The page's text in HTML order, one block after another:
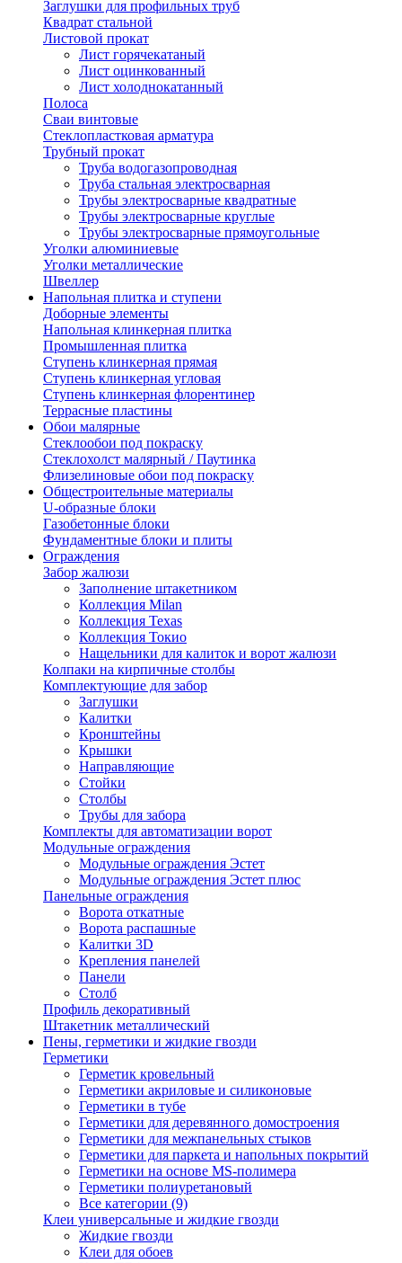
Заглушки для профильных труб
Квадрат стальной
Листовой прокат
Лист горячекатаный
Лист оцинкованный
Лист холоднокатанный
Полоса
Сваи винтовые
Стеклопластковая арматура
Трубный прокат
Труба водогазопроводная
Труба стальная электросварная
Трубы электросварные квадратные
Трубы электросварные круглые
Трубы электросварные прямоугольные
Уголки алюминиевые
Уголки металлические
Швеллер
Напольная плитка и ступени
Доборные элементы
Напольная клинкерная плитка
Промышленная плитка
Ступень клинкерная прямая
Ступень клинкерная угловая
Ступень клинкерная флорентинер
Террасные пластины
Обои малярные
Стеклообои под покраску
Стеклохолст малярный / Паутинка
Флизелиновые обои под покраску
Общестроительные материалы
U-образные блоки
Газобетонные блоки
Фундаментные блоки и плиты
Ограждения
Забор жалюзи
Заполнение штакетником
Коллекция Milan
Коллекция Texas
Коллекция Токио
Нащельники для калиток и ворот жалюзи
Колпаки на кирпичные столбы
Комплектующие для забор
Заглушки
Калитки
Кронштейны
Крышки
Направляющие
Стойки
Столбы
Трубы для забора
Комплекты для автоматизации ворот
Модульные ограждения
Модульные ограждения Эстет
Модульные ограждения Эстет плюс
Панельные ограждения
Ворота откатные
Ворота распашные
Калитки 3D
Крепления панелей
Панели
Столб
Профиль декоративный
Штакетник металлический
Пены, герметики и жидкие гвозди
Герметики
Герметик кровельный
Герметики акриловые и силиконовые
Герметики в тубе
Герметики для деревянного домостроения
Герметики для межпанельных стыков
Герметики для паркета и напольных покрытий
Герметики на основе MS-полимера
Герметики полиуретановый
Все категории (9)
Клеи универсальные и жидкие гвозди
Жидкие гвозди
Клеи для обоев